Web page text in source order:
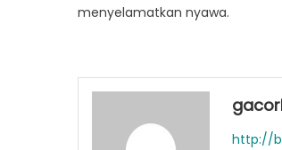
menyelamatkan nyawa.
http://